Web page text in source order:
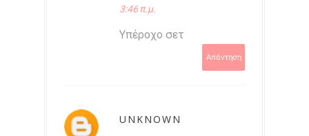
3:46 π.μ.
Υπέροχο σετ
Απάντηση
UNKNOWN